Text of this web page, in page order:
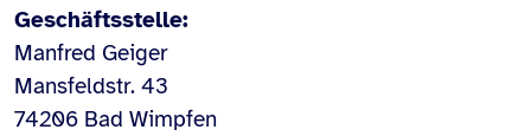
Geschäftsstelle:
Manfred Geiger
Mansfeldstr. 43
74206 Bad Wimpfen